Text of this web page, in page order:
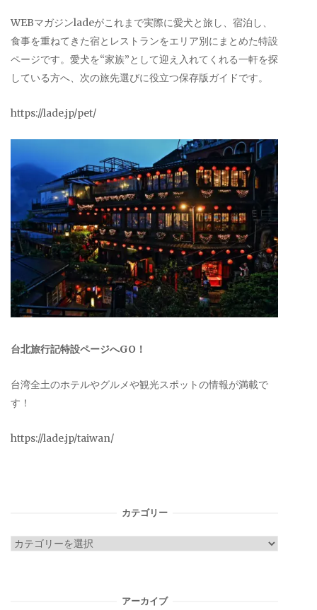
WEBマガジンladeがこれまで実際に愛犬と旅し、宿泊し、
食事を重ねてきた宿とレストランをエリア別にまとめた特設
ページです。愛犬を“家族”として迎え入れてくれる一軒を探
している方へ、次の旅先選びに役立つ保存版ガイドです。
https://lade.jp/pet/
台北旅行記特設ページへGO！
台湾全土のホテルやグルメや観光スポットの情報が満載で
す！
https://lade.jp/taiwan/
カテゴリー
カ
アーカイブ